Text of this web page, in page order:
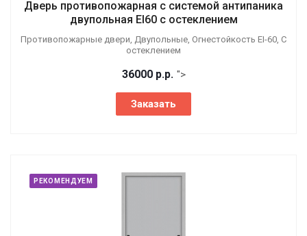
Дверь противопожарная с системой антипаника
двупольная EI60 с остеклением
Противопожарные двери, Двупольные, Огнестойкость EI-60, С
остеклением
36000 р.р. ">
Заказать
РЕКОМЕНДУЕМ